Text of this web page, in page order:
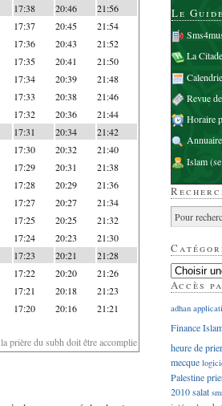
17:38 20:46 21:56
17:37 20:45 21:54
17:36 20:43 21:52
17:35 20:41 21:50
17:34 20:39 21:48
17:33 20:38 21:46
17:32 20:36 21:44
17:31 20:34 21:42
17:30 20:32 21:40
17:29 20:31 21:38
17:28 20:29 21:36
17:27 20:27 21:34
17:25 20:25 21:32
17:24 20:23 21:30
17:23 20:21 21:28
17:22 20:20 21:26
17:21 20:18 21:23
17:20 20:16 21:21
prière du subh doit être accomplie
Le
La
Revue
Horaire
Islam
Accès
adhan
Finance
heure de
mecque
Palestine
2010salat